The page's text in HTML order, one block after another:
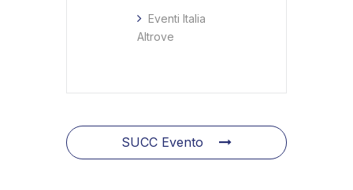
Eventi Italia
Altrove
SUCC Evento